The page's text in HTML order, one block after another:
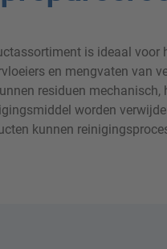
is ideaal voor
en mengvaten van
residuen
worden
kunnen
wat niet alleen de
te voldoen aan
en af te voeren.
voor een